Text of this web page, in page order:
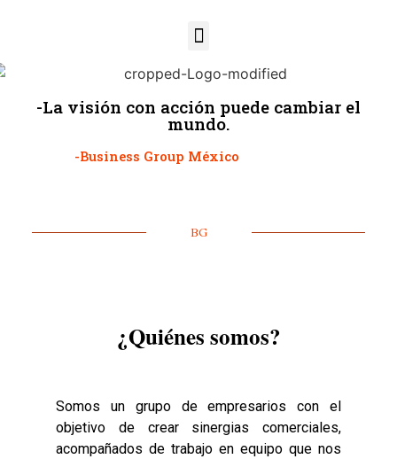
-La visión con acción puede cambiar el
mundo.
-Business Group México
BG
¿Quiénes somos?
Somos un grupo de empresarios con el
objetivo de crear sinergias comerciales,
acompañados de trabajo en equipo que nos